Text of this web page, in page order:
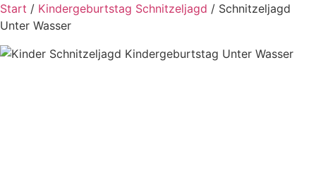
Start / Kindergeburtstag Schnitzeljagd / Schnitzeljagd
Unter Wasser